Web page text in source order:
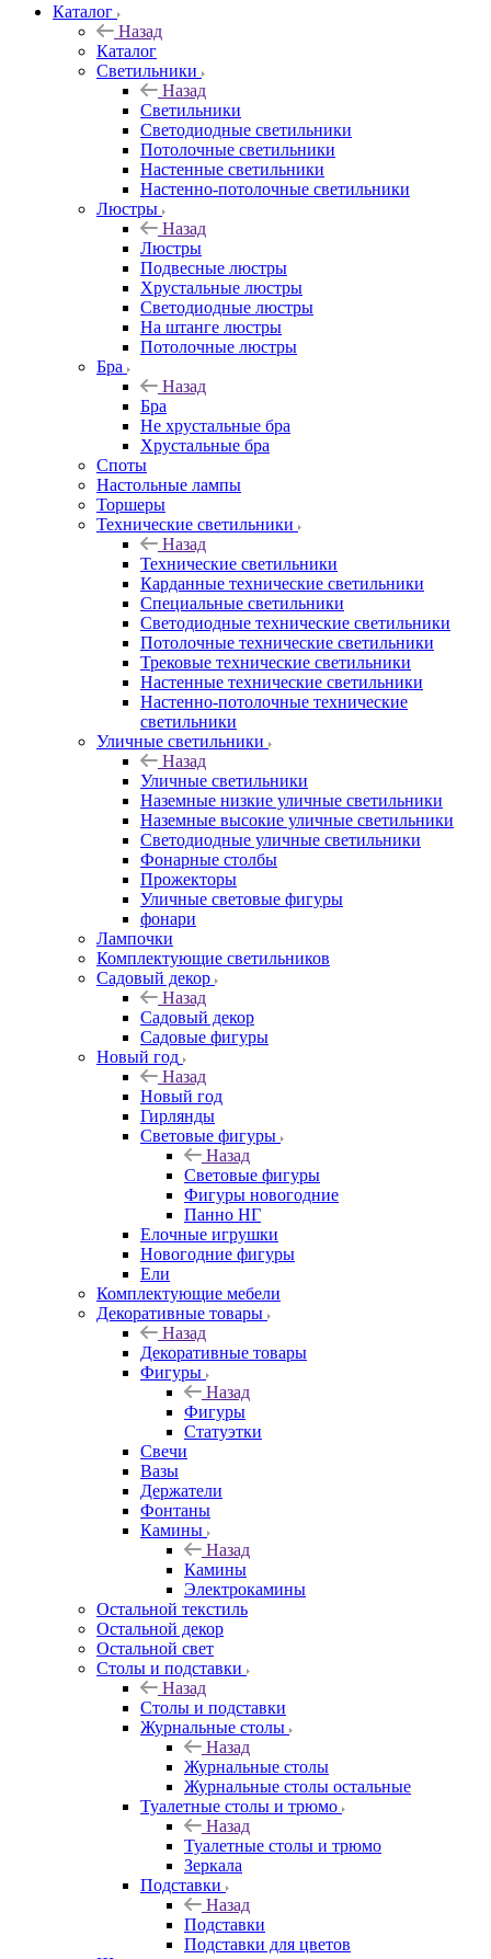
Каталог
Назад
Каталог
Светильники
Назад
Светильники
Светодиодные светильники
Потолочные светильники
Настенные светильники
Настенно-потолочные светильники
Люстры
Назад
Люстры
Подвесные люстры
Хрустальные люстры
Светодиодные люстры
На штанге люстры
Потолочные люстры
Бра
Назад
Бра
Не хрустальные бра
Хрустальные бра
Споты
Настольные лампы
Торшеры
Технические светильники
Назад
Технические светильники
Карданные технические светильники
Специальные светильники
Светодиодные технические светильники
Потолочные технические светильники
Трековые технические светильники
Настенные технические светильники
Настенно-потолочные технические
светильники
Уличные светильники
Назад
Уличные светильники
Наземные низкие уличные светильники
Наземные высокие уличные светильники
Светодиодные уличные светильники
Фонарные столбы
Прожекторы
Уличные световые фигуры
фонари
Лампочки
Комплектующие светильников
Садовый декор
Назад
Садовый декор
Садовые фигуры
Новый год
Назад
Новый год
Гирлянды
Световые фигуры
Назад
Световые фигуры
Фигуры новогодние
Панно НГ
Елочные игрушки
Новогодние фигуры
Ели
Комплектующие мебели
Декоративные товары
Назад
Декоративные товары
Фигуры
Назад
Фигуры
Статуэтки
Свечи
Вазы
Держатели
Фонтаны
Камины
Назад
Камины
Электрокамины
Остальной текстиль
Остальной декор
Остальной свет
Столы и подставки
Назад
Столы и подставки
Журнальные столы
Назад
Журнальные столы
Журнальные столы остальные
Туалетные столы и трюмо
Назад
Туалетные столы и трюмо
Зеркала
Подставки
Назад
Подставки
Подставки для цветов